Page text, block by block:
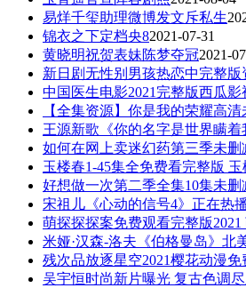
易烊千玺助理微博发文斥私生
锦衣之下定档央82021-07-31
黄晓明祝贺表妹陈梦夺冠2021-
新日剧无性别男孩热恋中完整
中国医生电影2021完整版西瓜
【全集资源】你是我的荣耀高
王源新歌《你的名字是世界瞒
如何在网上卖迷幻药第三季未
玉楼春1-45集全免费看完整版
好想做一次第二季全集10集未
宋祖儿《心动的信号4》正在热
萌探探探案免费观看完整版
米娅·汉森-洛夫《伯格曼岛》北
残次品放逐星空2021樱花动漫
吴宇恒时尚新片曝光 复古色调